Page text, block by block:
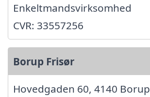
Enkeltmandsvirksomhed
CVR: 33557256
Borup Frisør
Hovedgaden 60, 4140 Borup